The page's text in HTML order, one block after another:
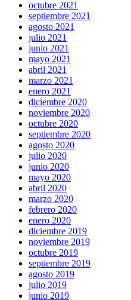
octubre 2021
septiembre 2021
agosto 2021
julio 2021
junio 2021
mayo 2021
abril 2021
marzo 2021
enero 2021
diciembre 2020
noviembre 2020
octubre 2020
septiembre 2020
agosto 2020
julio 2020
junio 2020
mayo 2020
abril 2020
marzo 2020
febrero 2020
enero 2020
diciembre 2019
noviembre 2019
octubre 2019
septiembre 2019
agosto 2019
julio 2019
junio 2019